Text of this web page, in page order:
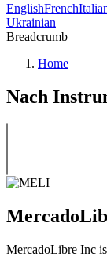
EnglishFrench
Ukrainian
Breadcrumb
Home
Nach
MercadoLibre Inc